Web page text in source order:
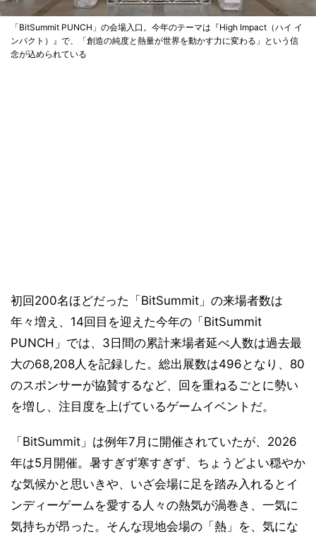
「BitSummit PUNCH」の会場入口。今年のテーマは『High Impact（ハイ イ
ンパクト）』で、「創造の純度と熱量が世界を動かす力に変わる」という信
念が込められている
初回200名ほどだった「BitSummit」の来場者数は
年々増え、14回目を迎えた今年の「BitSummit
PUNCH」では、3日間の累計来場者延べ人数は過去最
大の68,208人を記録した。総出展数は496となり、80
のスポンサーが協賛するなど、回を重ねるごとに勢い
を増し、注目度を上げているゲームイベントだ。
「BitSummit」は例年7月に開催されていたが、2026
年は5月開催。暑すぎず寒すぎず、ちょうどよい穏やか
な気候かと思いきや、いざ会場に足を踏み入れるとイ
ンディーゲームを愛する人々の熱気が渦巻き、一気に
気持ちが昂った。そんな現地会場の「熱」を、気にな